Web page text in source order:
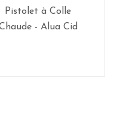
Pistolet à Colle
- Alua Cid